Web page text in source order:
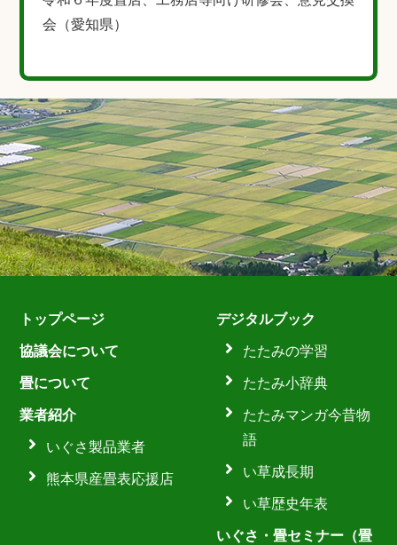
会（愛知県）
トップページ
協議会について
畳について
業者紹介
いぐさ製品業者
熊本県産畳表応援店
デジタルブック
たたみの学習
たたみ小辞典
たたみマンガ今昔物
語
い草成長期
い草歴史年表
いぐさ・畳セミナー（畳